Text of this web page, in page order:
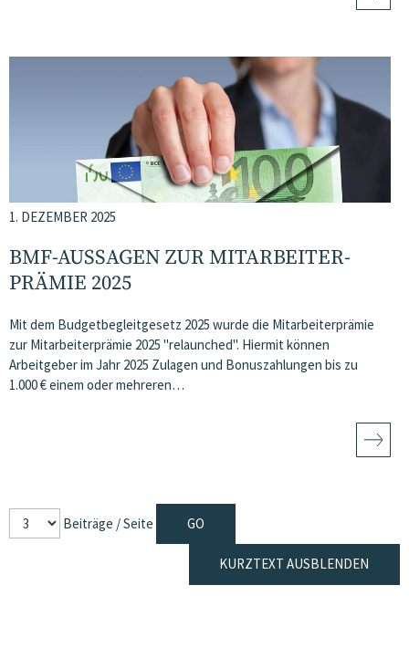
1. DEZEMBER 2025
BMF-AUSSAGEN ZUR MITARBEITER­
PRÄMIE 2025
Mit dem Budgetbegleitgesetz 2025 wurde die Mitarbeiterprämie
zur Mitarbeiterprämie 2025 "relaunched". Hiermit können
Arbeitgeber im Jahr 2025 Zulagen und Bonuszahlungen bis zu
1.000 € einem oder mehreren…
Beiträge / Seite
KURZTEXT AUSBLENDEN